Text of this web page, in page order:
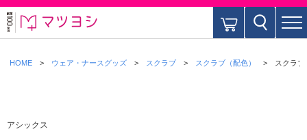
HOME ウェア・ナースグッズ スクラブ スクラブ（配色） スクラ
アシックス